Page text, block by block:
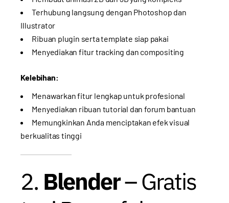
Terhubung langsung dengan Photoshop dan
Illustrator
Ribuan plugin serta template siap pakai
Menyediakan fitur tracking dan compositing
Kelebihan:
Menawarkan fitur lengkap untuk profesional
Menyediakan ribuan tutorial dan forum bantuan
Memungkinkan Anda menciptakan efek visual
berkualitas tinggi
2. Blender– Gratis